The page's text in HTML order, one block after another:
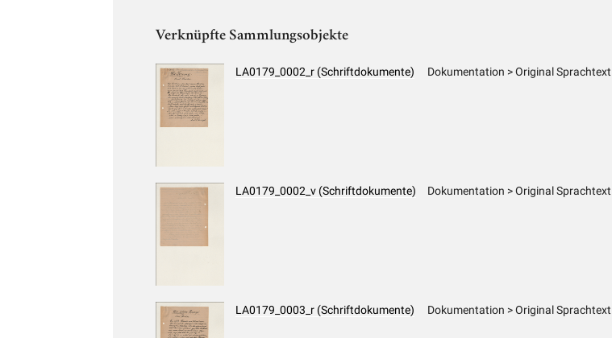
Verknüpfte Sammlungsobjekte
LA0179_0002_r (Schriftdokumente) Dokumentation > Original Sprachtext
LA0179_0002_v (Schriftdokumente) Dokumentation > Original Sprachtext
LA0179_0003_r (Schriftdokumente) Dokumentation > Original Sprachtext